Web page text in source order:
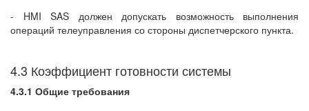
- HMI SAS должен допускать возможность выполнения
операций телеуправления со стороны диспетчерского пункта.
4.3 Коэффициент готовности системы
4.3.1 Общие требования